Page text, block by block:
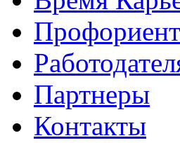
Партнеры
Контакты